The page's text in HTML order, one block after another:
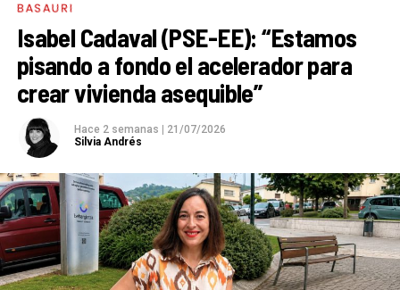
BASAURI
Isabel Cadaval (PSE-EE): “Estamos
pisando a fondo el acelerador para
crear vivienda asequible”
Hace 2 semanas
21/07/2026
Silvia Andrés